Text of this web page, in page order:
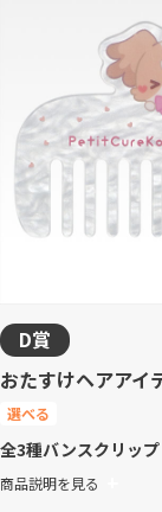
D賞
おたすけヘアアイ
選べる
全3種バンスクリッ
商品説明を見る